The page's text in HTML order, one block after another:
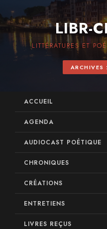
LIBR-
LITTÉRATURES ET
ACCUEIL
AGENDA
AUDIOCAST POÉTIQUE
CHRONIQUES
CRÉATIONS
ENTRETIENS
LIVRES REÇUS